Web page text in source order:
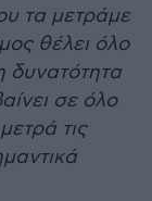
τα μετράμε
θέλει όλο
δυνατότητα
σε όλο
τις